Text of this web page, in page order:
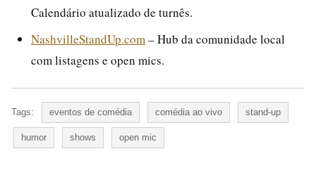
Calendário atualizado de turnês.
NashvilleStandUp.com – Hub da comunidade local
com listagens e open mics.
Tags: eventos de comédia comédia ao vivo stand-up
humor shows open mic